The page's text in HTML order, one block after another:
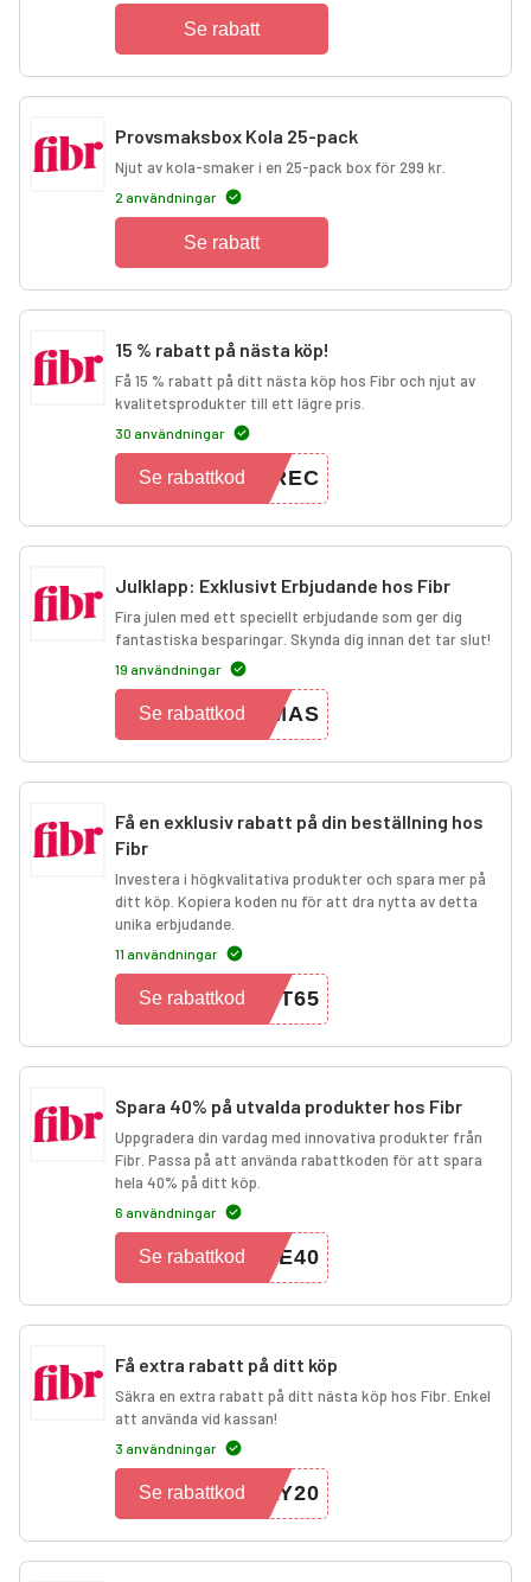
Se rabatt
Provsmaksbox Kola 25-pack
Njut av kola-smaker i en 25-pack box för 299 kr.
2 användningar
Se rabatt
15 % rabatt på nästa köp!
Få 15 % rabatt på ditt nästa köp hos Fibr och njut av
kvalitetsprodukter till ett lägre pris.
30 användningar
RREC
Se rabattkod
Julklapp: Exklusivt Erbjudande hos Fibr
Fira julen med ett speciellt erbjudande som ger dig
fantastiska besparingar. Skynda dig innan det tar slut!
19 användningar
XMAS
Se rabattkod
Få en exklusiv rabatt på din beställning hos
Fibr
Investera i högkvalitativa produkter och spara mer på
ditt köp. Kopiera koden nu för att dra nytta av detta
unika erbjudande.
11 användningar
ST65
Se rabattkod
Spara 40% på utvalda produkter hos Fibr
Uppgradera din vardag med innovativa produkter från
Fibr. Passa på att använda rabattkoden för att spara
hela 40% på ditt köp.
6 användningar
VE40
Se rabattkod
Få extra rabatt på ditt köp
Säkra en extra rabatt på ditt nästa köp hos Fibr. Enkel
att använda vid kassan!
3 användningar
AY20
Se rabattkod